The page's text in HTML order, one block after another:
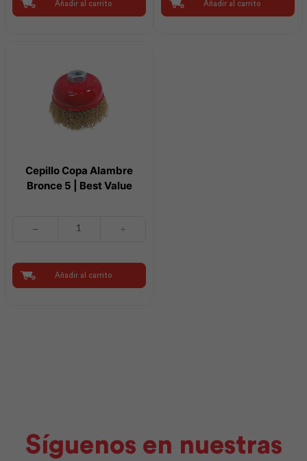
Best
Value
Añadir al carrito
Best
Añadir al carrito
Cepillo Copa Alambre
Bronce 5 | Best Value
Bronce
|
Añadir al carrito
Síguenos en nuestras